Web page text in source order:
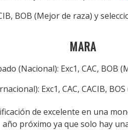
BOB (Mejor de raza) y
MARA
(Nacional): Exc1, CAC, BOB
Exc1, CAC, CACIB,
de excelente en una
año próximo ya que solo hay